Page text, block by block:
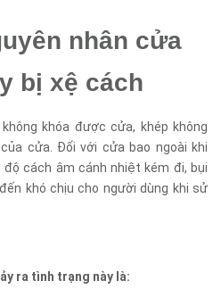
nhân cửa
bị xệ cách
khóa được cửa, khép không
cửa. Đối với cửa bao ngoài khi
cách âm cánh nhiệt kém đi, bụi
khó chịu cho người dùng khi sử
ra tình trạng này là: